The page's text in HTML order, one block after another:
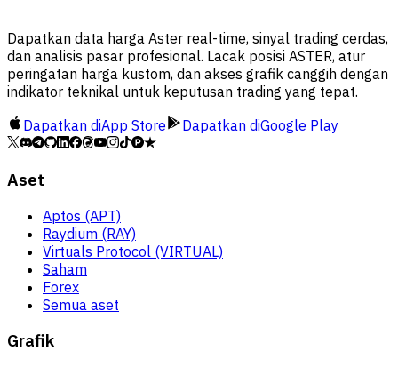
Dapatkan data harga Aster real-time, sinyal trading cerdas,
dan analisis pasar profesional. Lacak posisi ASTER, atur
peringatan harga kustom, dan akses grafik canggih dengan
indikator teknikal untuk keputusan trading yang tepat.
Dapatkan diApp Store Dapatkan diGoogle Play
Aset
Aptos (APT)
Raydium (RAY)
Virtuals Protocol (VIRTUAL)
Saham
Forex
Semua aset
Grafik